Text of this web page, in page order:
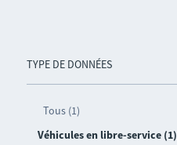
TYPE DE DONNÉES
Tous (1)
Véhicules en libre-service (1)